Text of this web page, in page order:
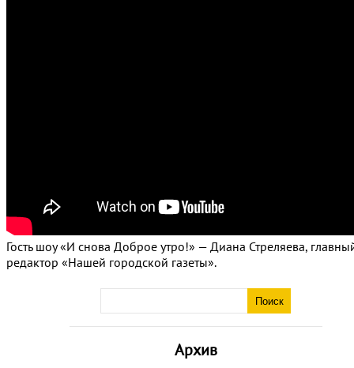
Архив
Гость шоу «И снова Доброе утро!» — Диана Стреляева,
редактор «Нашей городской газеты».